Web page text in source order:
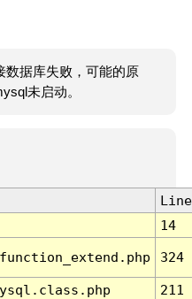
数据库失败，可能的原
未启动。
Line
14
324
211